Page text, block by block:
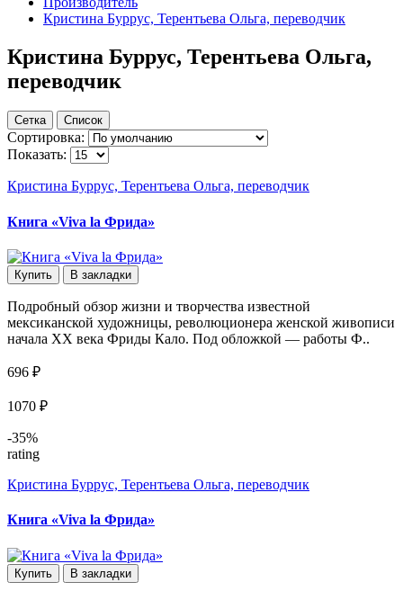
Кристина Буррус, Терентьева Ольга, переводчик
Кристина Буррус, Терентьева Ольга,
переводчик
Сетка Список
Сортировка:
Показать:
Кристина Буррус, Терентьева Ольга, переводчик
Книга «Viva la Фрида»
Купить В закладки
Подробный обзор жизни и творчества известной
мексиканской художницы, революционера женской живописи
начала XX века Фриды Кало. Под обложкой — работы Ф..
696 ₽
1070 ₽
-35%
rating
Кристина Буррус, Терентьева Ольга, переводчик
Книга «Viva la Фрида»
Купить В закладки